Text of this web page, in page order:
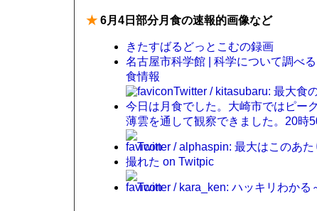
★ 6月4日部分月食の速報的画像など
きたすばるどっとこむの録画
名古屋市科学館 | 科学について調べ
食情報
Twitter / kitasubaru: 最大食
今日は月食でした。大崎市ではピー
薄雲を通して観察できました。20時
Twitter / alphaspin: 最大はこのあた
撮れた on Twitpic
Twitter / kara_ken: ハッキリわかる